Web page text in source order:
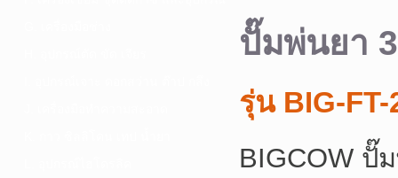
ปั๊มพ่นยา
รุ่น BIG-FT-
BIGCOW ปั๊